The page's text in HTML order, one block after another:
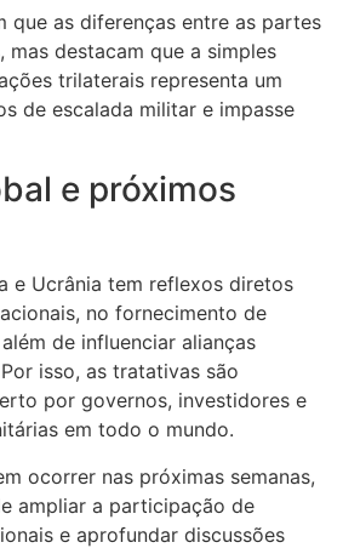
que as diferenças entre as partes
mas destacam que a simples
trilaterais representa um
de escalada militar e impasse
e próximos
e Ucrânia tem reflexos diretos
no fornecimento de
de influenciar alianças
isso, as tratativas são
por governos, investidores e
em todo o mundo.
ocorrer nas próximas semanas,
ampliar a participação de
e aprofundar discussões